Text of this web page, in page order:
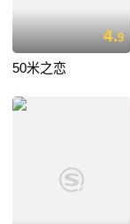
4.9
50米之恋